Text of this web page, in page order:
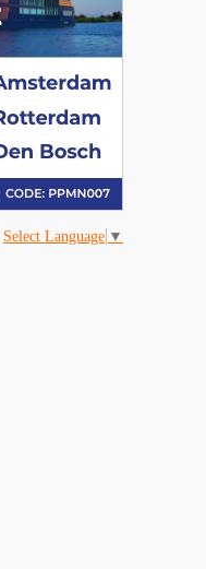
Select Language ▼